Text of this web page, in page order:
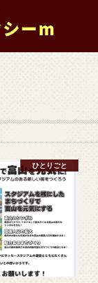
ひとりごと